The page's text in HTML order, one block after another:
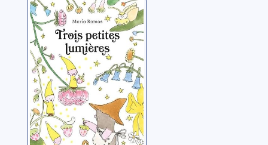
Trois petites
lumières
Ramos, Maria